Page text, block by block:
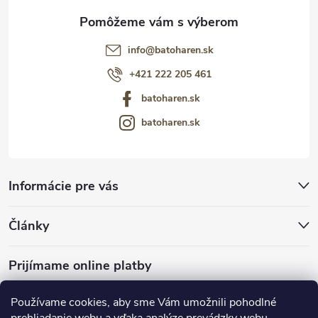
Používame cookies, aby sme Vám umožnili pohodlné
Informácie pre vás
Články
Prijímame online platby
info@batoharen.sk
+421 222 205 461
batoharen.sk
batoharen.sk